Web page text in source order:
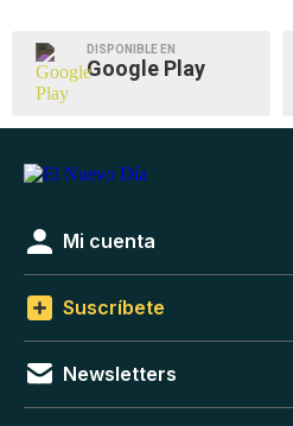
DISPONIBLE EN
Google Play
Mi cuenta
Suscríbete
Newsletters